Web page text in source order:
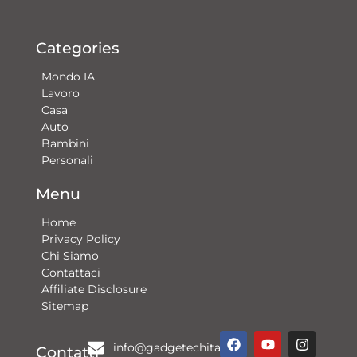
Categories
Mondo IA
Lavoro
Casa
Auto
Bambini
Personali
Menu
Home
Privacy Policy
Chi Siamo
Contattaci​
Affiliate Disclosure
Sitemap
Contatti info@gadgetechitalia.it
F
a
Y
o
I
n
G
o